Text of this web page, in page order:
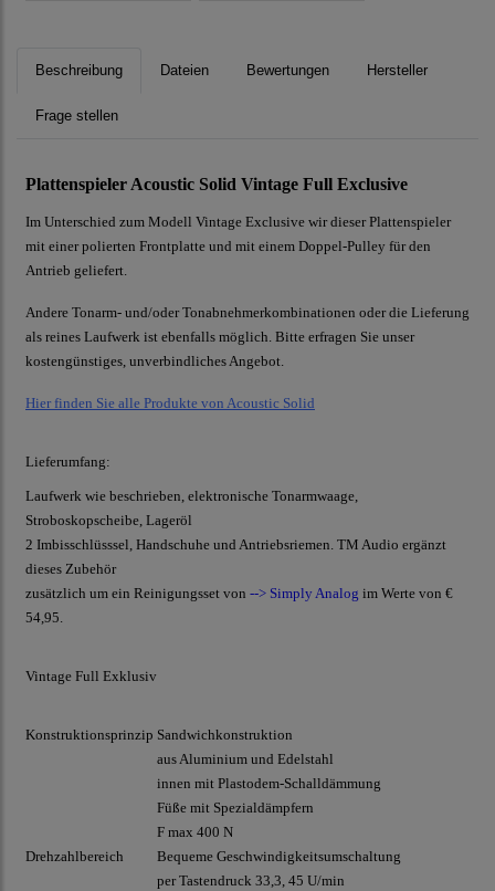
Beschreibung Dateien Bewertungen Hersteller
Frage stellen
Plattenspieler Acoustic Solid Vintage Full Exclusive
Im Unterschied zum Modell Vintage Exclusive wir dieser Plattenspieler
mit einer polierten Frontplatte und mit einem Doppel-Pulley für den
Antrieb geliefert.
Andere Tonarm- und/oder Tonabnehmerkombinationen oder die Lieferung
als reines Laufwerk ist ebenfalls möglich. Bitte erfragen Sie unser
kostengünstiges, unverbindlichesAngebot.
Hier finden Sie alle Produkte von Acoustic Solid
Lieferumfang:
Laufwerk wie beschrieben, elektronische Tonarmwaage,
Stroboskopscheibe, Lageröl
2 Imbisschlüsssel, Handschuhe und Antriebsriemen. TM Audio ergänzt
dieses Zubehör
zusätzlich um ein Reinigungsset von --> Simply Analog im Werte von €
54,95.
Vintage Full Exklusiv
Konstruktionsprinzip Sandwichkonstruktion
aus Aluminium und Edelstahl
innen mit Plastodem-Schalldämmung
Füße mit Spezialdämpfern
F max 400 N
Drehzahlbereich
Bequeme Geschwindigkeitsumschaltung
per Tastendruck 33,3, 45 U/min